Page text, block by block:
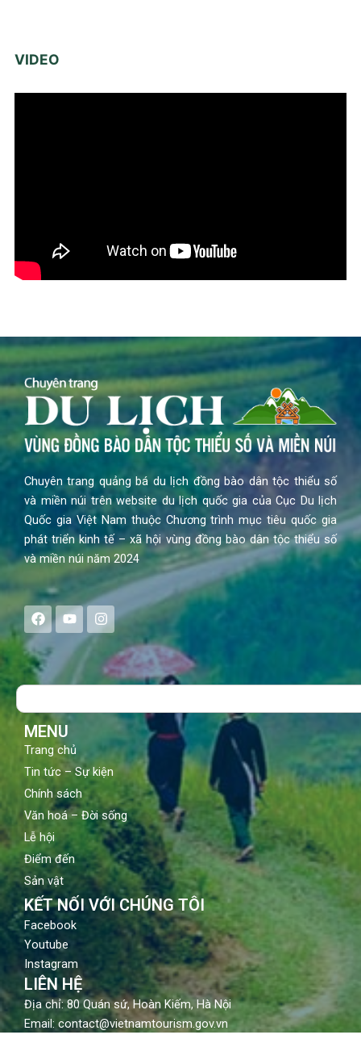
VIDEO
Chuyên trang quảng bá du lịch đồng bào dân tộc thiểu số
và miền núi trên website du lịch quốc gia của Cục Du lịch
Quốc gia Việt Nam thuộc Chương trình mục tiêu quốc gia
phát triển kinh tế – xã hội vùng đồng bào dân tộc thiểu số
và miền núi năm 2024
F
a
c
e
b
o
Y
o
u
t
u
b
I
n
s
a
g
Search
MENU
Trang chủ
Tin tức – Sự kiện
Chính sách
Văn hoá – Đời sống
Lễ hội
Điểm đến
Sản vật
KẾT NỐI VỚI CHÚNG TÔI
Facebook
Youtube
Instagram
LIÊN HỆ
Địa chỉ: 80 Quán sứ, Hoàn Kiếm, Hà Nội
Email: contact@vietnamtourism.gov.vn